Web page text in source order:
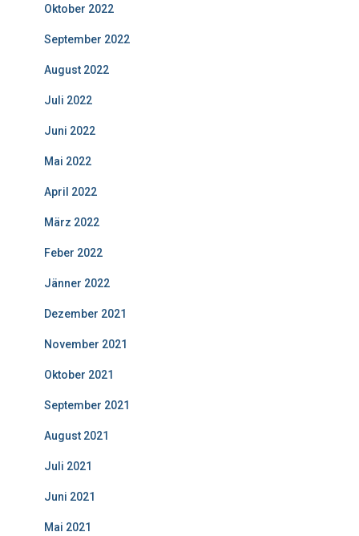
Oktober 2022
September 2022
August 2022
Juli 2022
Juni 2022
Mai 2022
April 2022
März 2022
Feber 2022
Jänner 2022
Dezember 2021
November 2021
Oktober 2021
September 2021
August 2021
Juli 2021
Juni 2021
Mai 2021